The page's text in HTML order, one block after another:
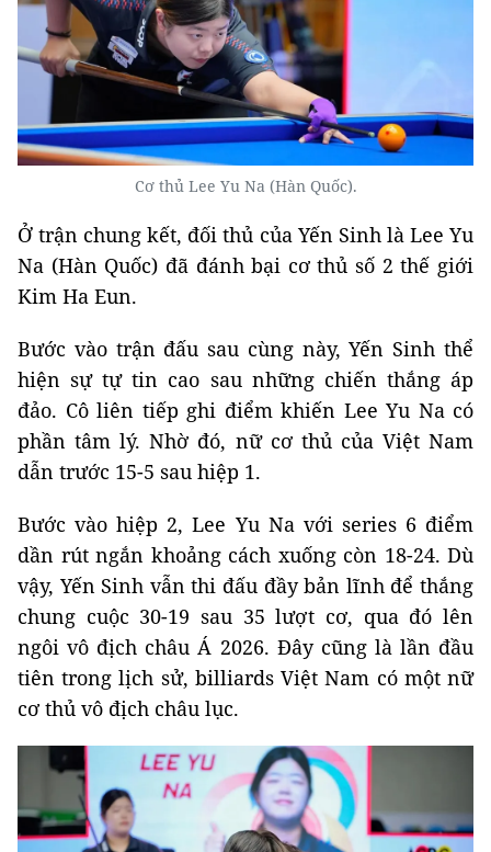
Cơ thủ Lee Yu Na (Hàn Quốc).
Ở trận chung kết, đối thủ của Yến Sinh là Lee Yu
Na (Hàn Quốc) đã đánh bại cơ thủ số 2 thế giới
Kim Ha Eun.
Bước vào trận đấu sau cùng này, Yến Sinh thể
hiện sự tự tin cao sau những chiến thắng áp
đảo. Cô liên tiếp ghi điểm khiến Lee Yu Na có
phần tâm lý. Nhờ đó, nữ cơ thủ của Việt Nam
dẫn trước 15-5 sau hiệp 1.
Bước vào hiệp 2, Lee Yu Na với series 6 điểm
dần rút ngắn khoảng cách xuống còn 18-24. Dù
vậy, Yến Sinh vẫn thi đấu đầy bản lĩnh để thắng
chung cuộc 30-19 sau 35 lượt cơ, qua đó lên
ngôi vô địch châu Á 2026. Đây cũng là lần đầu
tiên trong lịch sử, billiards Việt Nam có một nữ
cơ thủ vô địch châu lục.